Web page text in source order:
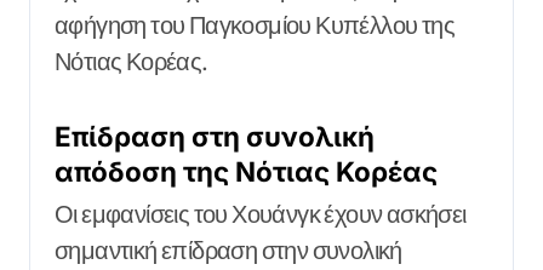
αφήγηση του Παγκοσμίου Κυπέλλου της
Νότιας Κορέας.
Επίδραση στη συνολική
απόδοση της Νότιας Κορέας
Οι εμφανίσεις του Χουάνγκ έχουν ασκήσει
σημαντική επίδραση στην συνολική